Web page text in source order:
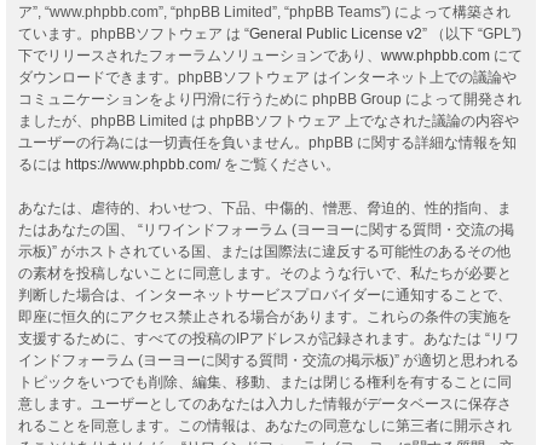
ア”, “www.phpbb.com”, “phpBB Limited”, “phpBB Teams”) によって構築され
ています。phpBBソフトウェア は “General Public License v2” （以下 “GPL”)
下でリリースされたフォーラムソリューションであり、 www.phpbb.com にて
ダウンロードできます。phpBBソフトウェア はインターネット上での議論や
コミュニケーションをより円滑に行うために phpBB Group によって開発され
ましたが、phpBB Limited は phpBBソフトウェア 上でなされた議論の内容や
ユーザーの行為には一切責任を負いません。phpBB に関する詳細な情報を知
るには https://www.phpbb.com/をご覧ください。
あなたは、虐待的、わいせつ、下品、中傷的、憎悪、脅迫的、性的指向、ま
たはあなたの国、 “リワインドフォーラム (ヨーヨーに関する質問・交流の掲
示板)” がホストされている国、または国際法に違反する可能性のあるその他
の素材を投稿しないことに同意します。そのような行いで、私たちが必要と
判断した場合は、インターネットサービスプロバイダーに通知することで、
即座に恒久的にアクセス禁止される場合があります。これらの条件の実施を
支援するために、すべての投稿のIPアドレスが記録されます。あなたは “リワ
インドフォーラム (ヨーヨーに関する質問・交流の掲示板)” が適切と思われる
トピックをいつでも削除、編集、移動、または閉じる権利を有することに同
意します。ユーザーとしてのあなたは入力した情報がデータベースに保存さ
れることを同意します。この情報は、あなたの同意なしに第三者に開示され